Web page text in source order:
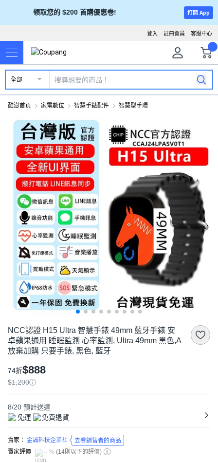
領取您的 $200 首購優惠卷! 打開 App
客服中心
註冊會員
登入
全部
酷澎首頁 家電數位 智慧手錶配件 智慧型手環
NCC認證 H15 Ultra 智慧手錶 49mm 藍牙手錶 安
卓蘋果通用 睡眠監測 心率監測, Ultra 49mm 黑色,A
放棄加購 只要手錶, 黑色, 藍牙
74折$888
$1,200
8/20 預計送達
免運
免費退貨
賣家： 金誠科技企業社
去看銷售者的商品
賣家評價
-- % (14則以下的評價)